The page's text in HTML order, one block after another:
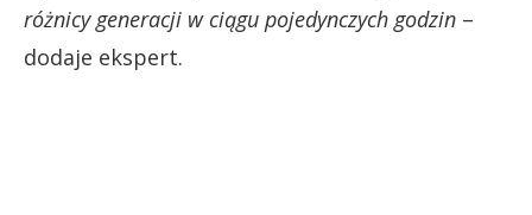
różnicy generacji w ciągu pojedynczych godzin –
dodaje ekspert.